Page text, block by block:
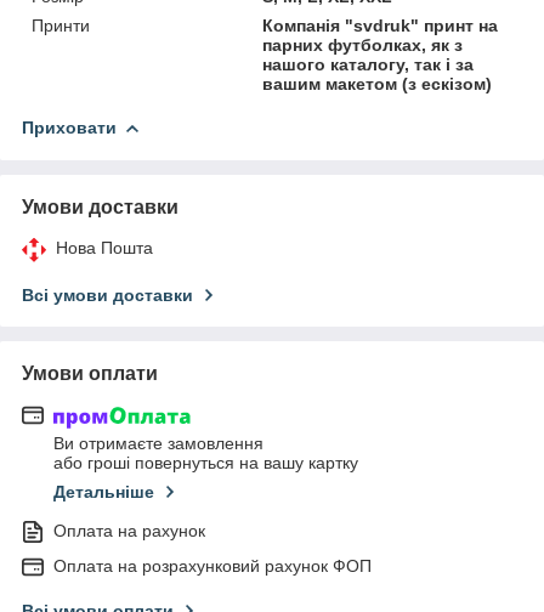
Принти
Компанія "svdruk" принт на
парних футболках, як з
нашого каталогу, так і за
вашим макетом (з ескізом)
Приховати
Умови доставки
Нова Пошта
Всі умови доставки
Умови оплати
Ви отримаєте замовлення
або гроші повернуться на вашу картку
Детальніше
Оплата на рахунок
Оплата на розрахунковий рахунок ФОП